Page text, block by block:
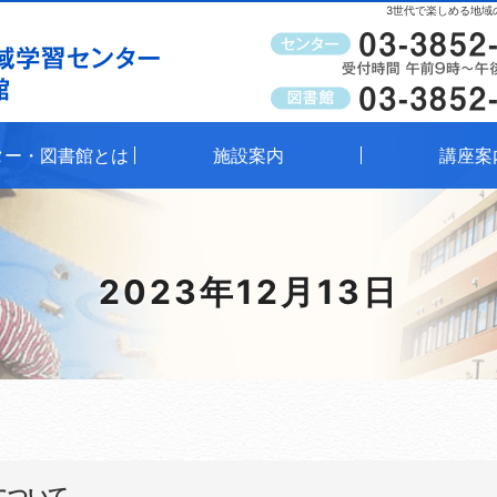
2023年12月13日
3世代で楽しめる地域
受付時間
午前9時～午後8時（窓口）
・図書館とは 施設案内 講座案